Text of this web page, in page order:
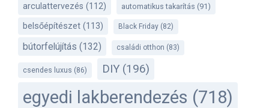
arculattervezés (112) automatikus takarítás (91)
belsőépítészet (113) Black Friday (82)
bútorfelújítás (132) családi otthon (83)
csendes luxus (86) DIY (196)
egyedi lakberendezés (718)